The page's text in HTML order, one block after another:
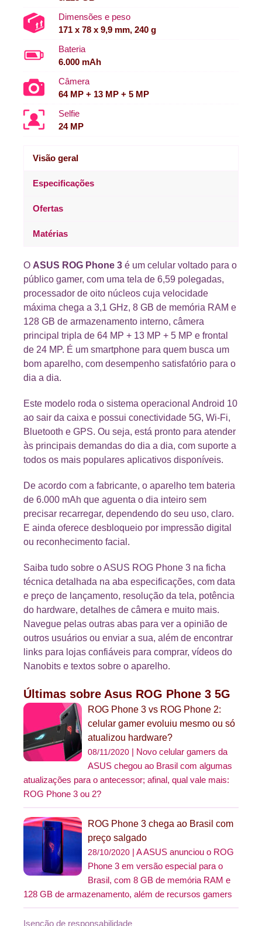
Dimensões e peso
171 x 78 x 9,9 mm, 240 g
Bateria
6.000 mAh
Câmera
64 MP + 13 MP + 5 MP
Selfie
24 MP
Visão geral
Especificações
Ofertas
Matérias
O ASUS ROG Phone 3 é um celular voltado para o
público gamer, com uma tela de 6,59 polegadas,
processador de oito núcleos cuja velocidade
máxima chega a 3,1 GHz, 8 GB de memória RAM e
128 GB de armazenamento interno, câmera
principal tripla de 64 MP + 13 MP + 5 MP e frontal
de 24 MP. É um smartphone para quem busca um
bom aparelho, com desempenho satisfatório para o
dia a dia.
Este modelo roda o sistema operacional Android 10
ao sair da caixa e possui conectividade 5G, Wi-Fi,
Bluetooth e GPS. Ou seja, está pronto para atender
às principais demandas do dia a dia, com suporte a
todos os mais populares aplicativos disponíveis.
De acordo com a fabricante, o aparelho tem bateria
de 6.000 mAh que aguenta o dia inteiro sem
precisar recarregar, dependendo do seu uso, claro.
E ainda oferece desbloqueio por impressão digital
ou reconhecimento facial.
Saiba tudo sobre o ASUS ROG Phone 3 na ficha
técnica detalhada na aba especificações, com data
e preço de lançamento, resolução da tela, potência
do hardware, detalhes de câmera e muito mais.
Navegue pelas outras abas para ver a opinião de
outros usuários ou enviar a sua, além de encontrar
links para lojas confiáveis para comprar, vídeos do
Nanobits e textos sobre o aparelho.
Últimas sobre Asus ROG Phone 3 5G
ROG Phone 3 vs ROG Phone 2:
celular gamer evoluiu mesmo ou só
atualizou hardware?
08/11/2020
Novo celular gamers da
ASUS chegou ao Brasil com algumas
atualizações para o antecessor; afinal, qual vale mais:
ROG Phone 3 ou 2?
ROG Phone 3 chega ao Brasil com
preço salgado
28/10/2020
A ASUS anunciou o ROG
Phone 3 em versão especial para o
Brasil, com 8 GB de memória RAM e
128 GB de armazenamento, além de recursos gamers
Isenção de responsabilidade